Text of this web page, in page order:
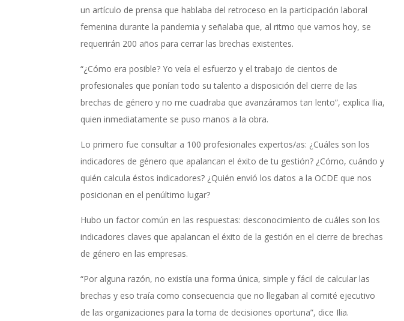
un artículo de prensa que hablaba del retroceso en la participación laboral
femenina durante la pandemia y señalaba que, al ritmo que vamos hoy, se
requerirán 200 años para cerrar las brechas existentes.
“¿Cómo era posible? Yo veía el esfuerzo y el trabajo de cientos de
profesionales que ponían todo su talento a disposición del cierre de las
brechas de género y no me cuadraba que avanzáramos tan lento”, explica Ilia,
quien inmediatamente se puso manos a la obra.
Lo primero fue consultar a 100 profesionales expertos/as: ¿Cuáles son los
indicadores de género que apalancan el éxito de tu gestión? ¿Cómo, cuándo y
quién calcula éstos indicadores? ¿Quién envió los datos a la OCDE que nos
posicionan en el penúltimo lugar?
Hubo un factor común en las respuestas: desconocimiento de cuáles son los
indicadores claves que apalancan el éxito de la gestión en el cierre de brechas
de género en las empresas.
“Por alguna razón, no existía una forma única, simple y fácil de calcular las
brechas y eso traía como consecuencia que no llegaban al comité ejecutivo
de las organizaciones para la toma de decisiones oportuna”, dice Ilia.